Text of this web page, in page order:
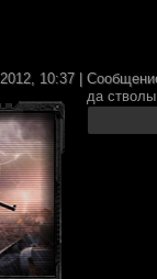
10:37 |
да стволы